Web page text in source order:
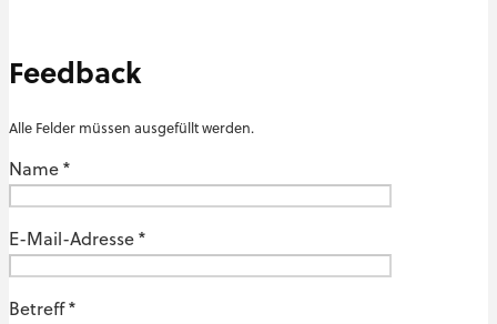
Feedback
Alle Felder müssen ausgefüllt werden.
Name *
E-Mail-Adresse *
Betreff *